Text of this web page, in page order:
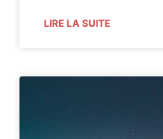
LIRE LA SUITE